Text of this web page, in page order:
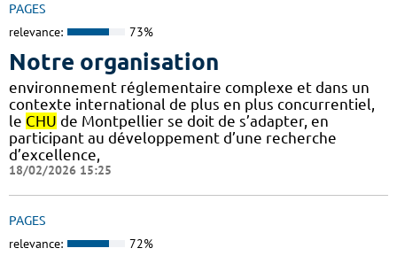
PAGES
relevance: 73%
Notre organisation
environnement réglementaire complexe et dans un
contexte international de plus en plus concurrentiel,
le CHU de Montpellier se doit de s’adapter, en
participant au développement d’une recherche
d’excellence,
18/02/2026 15:25
PAGES
relevance: 72%